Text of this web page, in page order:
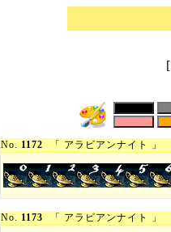
No. 1172 「 アラビアンナイト 」
No. 1173 「 アラビアンナイト 」